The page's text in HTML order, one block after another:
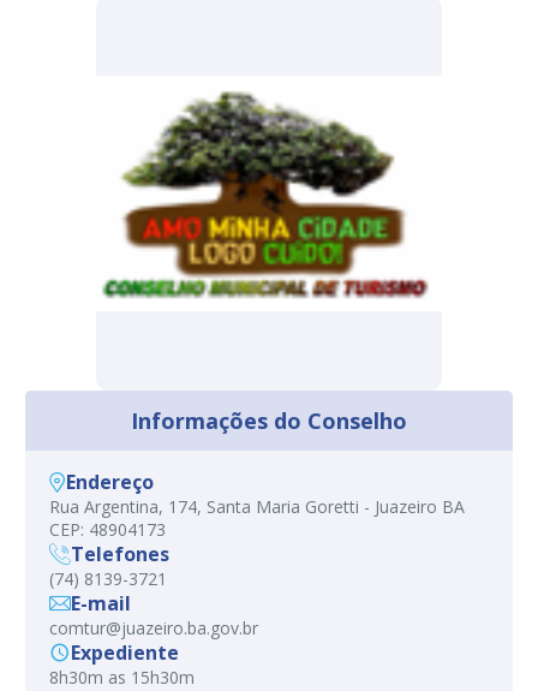
Informações do Conselho
Endereço
Rua Argentina, 174, Santa Maria Goretti - Juazeiro BA
CEP: 48904173
Telefones
(74) 8139-3721
E-mail
comtur@juazeiro.ba.gov.br
Expediente
8h30m as 15h30m